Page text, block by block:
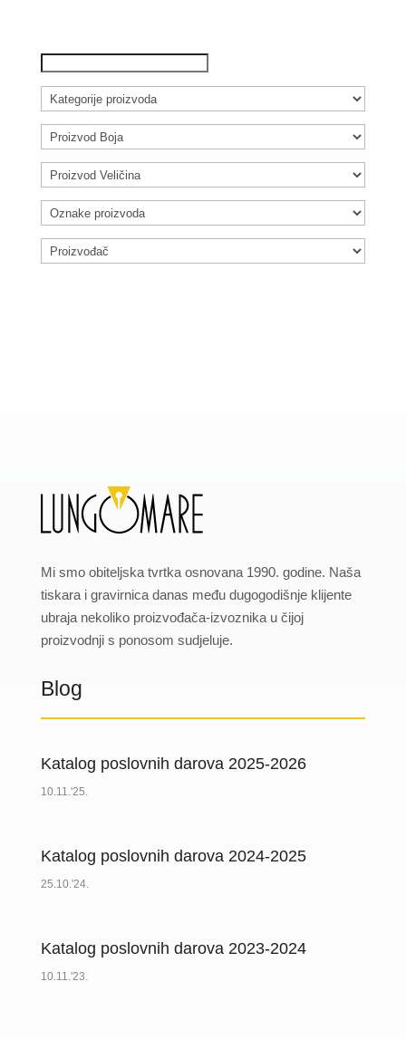
Mi smo obiteljska tvrtka osnovana 1990. godine. Naša
tiskara i gravirnica danas među dugogodišnje klijente
ubraja nekoliko proizvođača-izvoznika u čijoj
proizvodnji s ponosom sudjeluje.
Blog
Katalog poslovnih darova 2025-2026
10.11.'25.
Katalog poslovnih darova 2024-2025
25.10.'24.
Katalog poslovnih darova 2023-2024
10.11.'23.